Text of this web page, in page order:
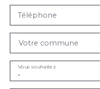
Téléphone
Votre commune
-
Vous souhaitez